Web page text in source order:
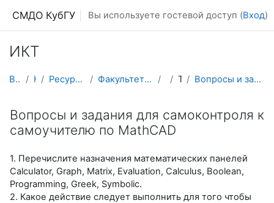
СМДО КубГУ Вы используете гостевой доступ (Вход)
ИКТ
В начало Курсы Ресурсы подразделений КубГУ Факультет Математики и компьютерных наук ИКТ Тема 5 Вопросы и задания для самоконтроля к самоучителю п...
Вопросы и задания для самоконтроля к
самоучителю по MathCAD
1. Перечислите назначения математических панелей
Calculator, Graph, Matrix, Evaluation, Calculus, Boolean,
Programming, Greek, Symbolic.
2. Какое действие следует выполнить для того чтобы